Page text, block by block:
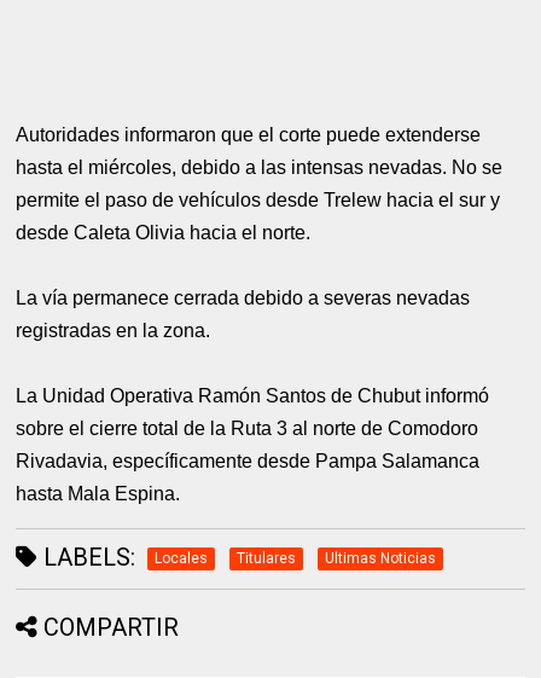
Autoridades informaron que el corte puede extenderse
hasta el miércoles, debido a las intensas nevadas. No se
permite el paso de vehículos desde Trelew hacia el sur y
desde Caleta Olivia hacia el norte.
La vía permanece cerrada debido a severas nevadas
registradas en la zona.
La Unidad Operativa Ramón Santos de Chubut informó
sobre el cierre total de la Ruta 3 al norte de Comodoro
Rivadavia, específicamente desde Pampa Salamanca
hasta Mala Espina.
LABELS: Locales Titulares Ultimas Noticias
COMPARTIR